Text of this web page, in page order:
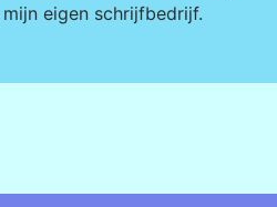
eigen schrijfbedrijf.